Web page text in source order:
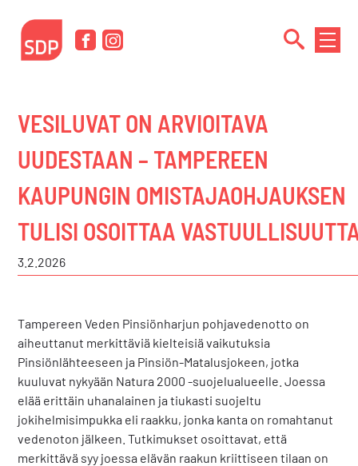
sisältöön
NÄYTÄ
VESILUVAT ON ARVIOITAVA
UUDESTAAN – TAMPEREEN
KAUPUNGIN OMISTAJAOHJAUKSEN
TULISI OSOITTAA
3.2.2026
Tampereen Veden Pinsiönharjun pohjavedenotto on
aiheuttanut merkittäviä kielteisiä vaikutuksia
Pinsiönlähteeseen ja Pinsiön-Matalusjokeen, jotka
kuuluvat nykyään Natura 2000 -suojelualueelle. Joessa
elää erittäin uhanalainen ja tiukasti suojeltu
jokihelmisimpukka eli raakku, jonka kanta on romahtanut
vedenoton jälkeen. Tutkimukset osoittavat, että
merkittävä syy joessa elävän raakun kriittiseen tilaan on